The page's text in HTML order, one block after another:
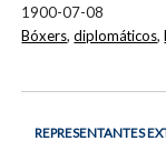
1900-07-08
Bóxers,diplomáticos,
REPRESENTANTES